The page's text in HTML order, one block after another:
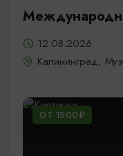
12.08.2026
Калининград,
ОТ 1500₽